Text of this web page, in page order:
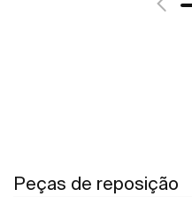
Peças de reposição